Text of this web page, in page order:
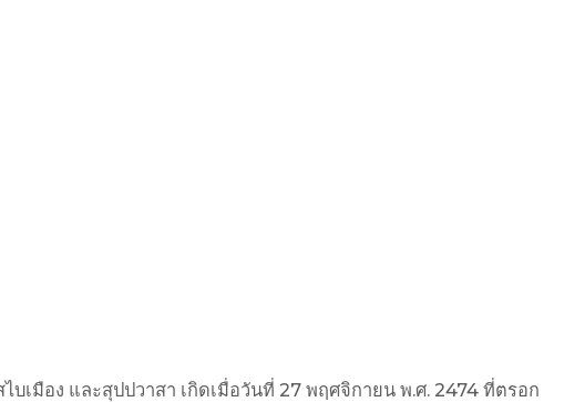
มือง และสุปปวาสา เกิดเมื่อวันที่ 27 พฤศจิกายน พ.ศ. 2474 ที่ตรอก